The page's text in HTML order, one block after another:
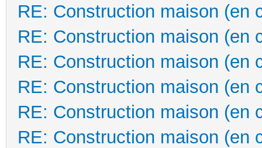
RE: Construction maison (en
RE: Construction maison (en
RE: Construction maison (en
RE: Construction maison (en
RE: Construction maison (en
RE: Construction maison (en